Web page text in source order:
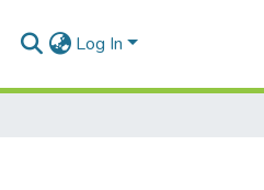
Log In